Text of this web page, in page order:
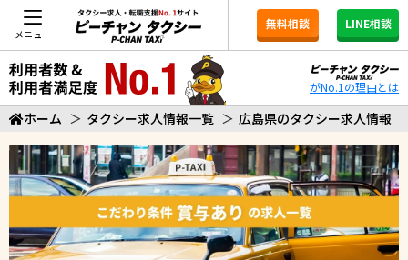
メニュー
無料相談 LINE相談
がNo.1の理由とは
ホーム ＞ タクシー求人情報一覧 ＞ 広島県のタクシー求人情報